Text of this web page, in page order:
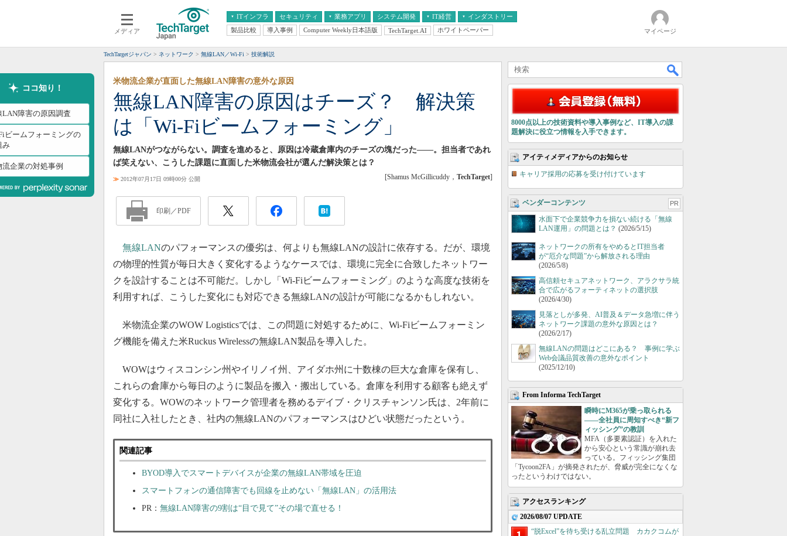
メディア
ITインフラ
クラウド
スマートモバイル
ネットワーク
システム運用管理
セキュリティ 業務アプリ
エンタープライズAI
ERP
CX
情報系システム
システム開発 IT経営
経営とIT
インダストリー
医療IT
製品比較 導入事例 Computer Weekly日本語版 TechTarget.AI ホワイトペーパー マイページ
TechTargetジャパン ネットワーク 無線LAN／Wi-Fi 技術解説
ココ知り！
LAN障害の原因調査
ビームフォーミングの
み
流企業の対処事例
無線LAN障害の原因はチーズ？ 解決策
は「Wi-Fiビームフォーミング」
米物流企業が直面した無線LAN障害の意外な原因
無線LANがつながらない。調査を進めると、原因は冷蔵倉庫内のチーズの塊だった――。担当者であれ
ば笑えない、こうした課題に直面した米物流会社が選んだ解決策とは？
≫ 2012年07月17日 09時00分 公開 [Shamus McGillicuddy， TechTarget]
印刷／PDF
無線LANのパフォーマンスの優劣は、何よりも無線LANの設計に依存する。だが、環境
の物理的性質が毎日大きく変化するようなケースでは、環境に完全に合致したネットワー
クを設計することは不可能だ。しかし「Wi-Fiビームフォーミング」のような高度な技術を
利用すれば、こうした変化にも対応できる無線LANの設計が可能になるかもしれない。
米物流企業のWOW Logisticsでは、この問題に対処するために、Wi-Fiビームフォーミン
グ機能を備えた米Ruckus Wirelessの無線LAN製品を導入した。
WOWはウィスコンシン州やイリノイ州、アイダホ州に十数棟の巨大な倉庫を保有し、
これらの倉庫から毎日のように製品を搬入・搬出している。倉庫を利用する顧客も絶えず
変化する。WOWのネットワーク管理者を務めるデイブ・クリスチャンソン氏は、2年前に
同社に入社したとき、社内の無線LANのパフォーマンスはひどい状態だったという。
関連記事
BYOD導入でスマートデバイスが企業の無線LAN帯域を圧迫
スマートフォンの通信障害でも回線を止めない「無線LAN」の活用法
PR： 無線LAN障害の9割は“目で見て”その場で直せる！
8000点以上の技術資料や導入事例など、IT導入の課
題解決に役立つ情報を入手できます。
アイティメディアからのお知らせ
キャリア採用の応募を受け付けています
ベンダーコンテンツ PR
水面下で企業競争力を損ない続ける「無線
LAN運用」の問題とは？ (2026/5/15)
ネットワークの所有をやめるとIT担当者
が“厄介な問題”から解放される理由
(2026/5/8)
高信頼セキュアネットワーク、アラクサラ統
合で広がるフォーティネットの選択肢
(2026/4/30)
見落としが多発、AI普及＆データ急増に伴う
ネットワーク課題の意外な原因とは？
(2026/2/17)
無線LANの問題はどこにある？ 事例に学ぶ
Web会議品質改善の意外なポイント
(2025/12/10)
From Informa TechTarget
瞬時にM365が乗っ取られる
――全社員に周知すべき“新フ
ィッシング”の教訓
MFA（多要素認証）を入れた
から安心という常識が崩れ去
っている。フィッシング集団
「Tycoon2FA」が摘発されたが、脅威が完全になくな
ったというわけではない。
アクセスランキング
2026/08/07 UPDATE
“脱Excel”を待ち受ける乱立問題 カカクコムが